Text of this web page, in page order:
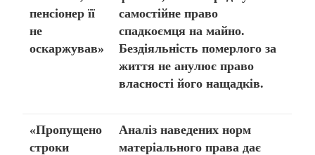
пенсіонер її
не
оскаржував»
самостійне право
спадкоємця на майно.
Бездіяльність померлого за
життя не анулює право
власності його нащадків.
«Пропущено
строки
Аналіз наведених норм
матеріального права дає